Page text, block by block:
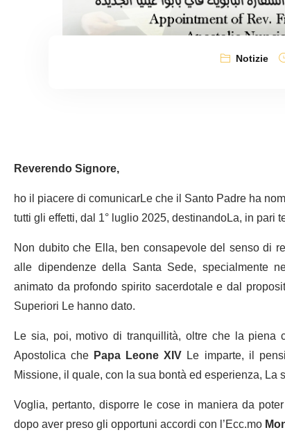
Notizie
Reverendo Signore,
ho il piacere di comunicarLe che il Santo Padre ha
tutti gli effetti, dal 1° luglio 2025, destinandoLa, in pari
Non dubito che Ella, ben consapevole del senso di
alle dipendenze della Santa Sede, specialmente
animato da profondo spirito sacerdotale e dal
Superiori Le hanno dato.
Le sia, poi, motivo di tranquillità, oltre che la
Apostolica che Papa Leone XIV Le imparte, il
Missione, il quale, con la sua bontà ed esperienza,
Voglia, pertanto, disporre le cose in maniera da
dopo aver preso gli opportuni accordi con l’Ecc.mo